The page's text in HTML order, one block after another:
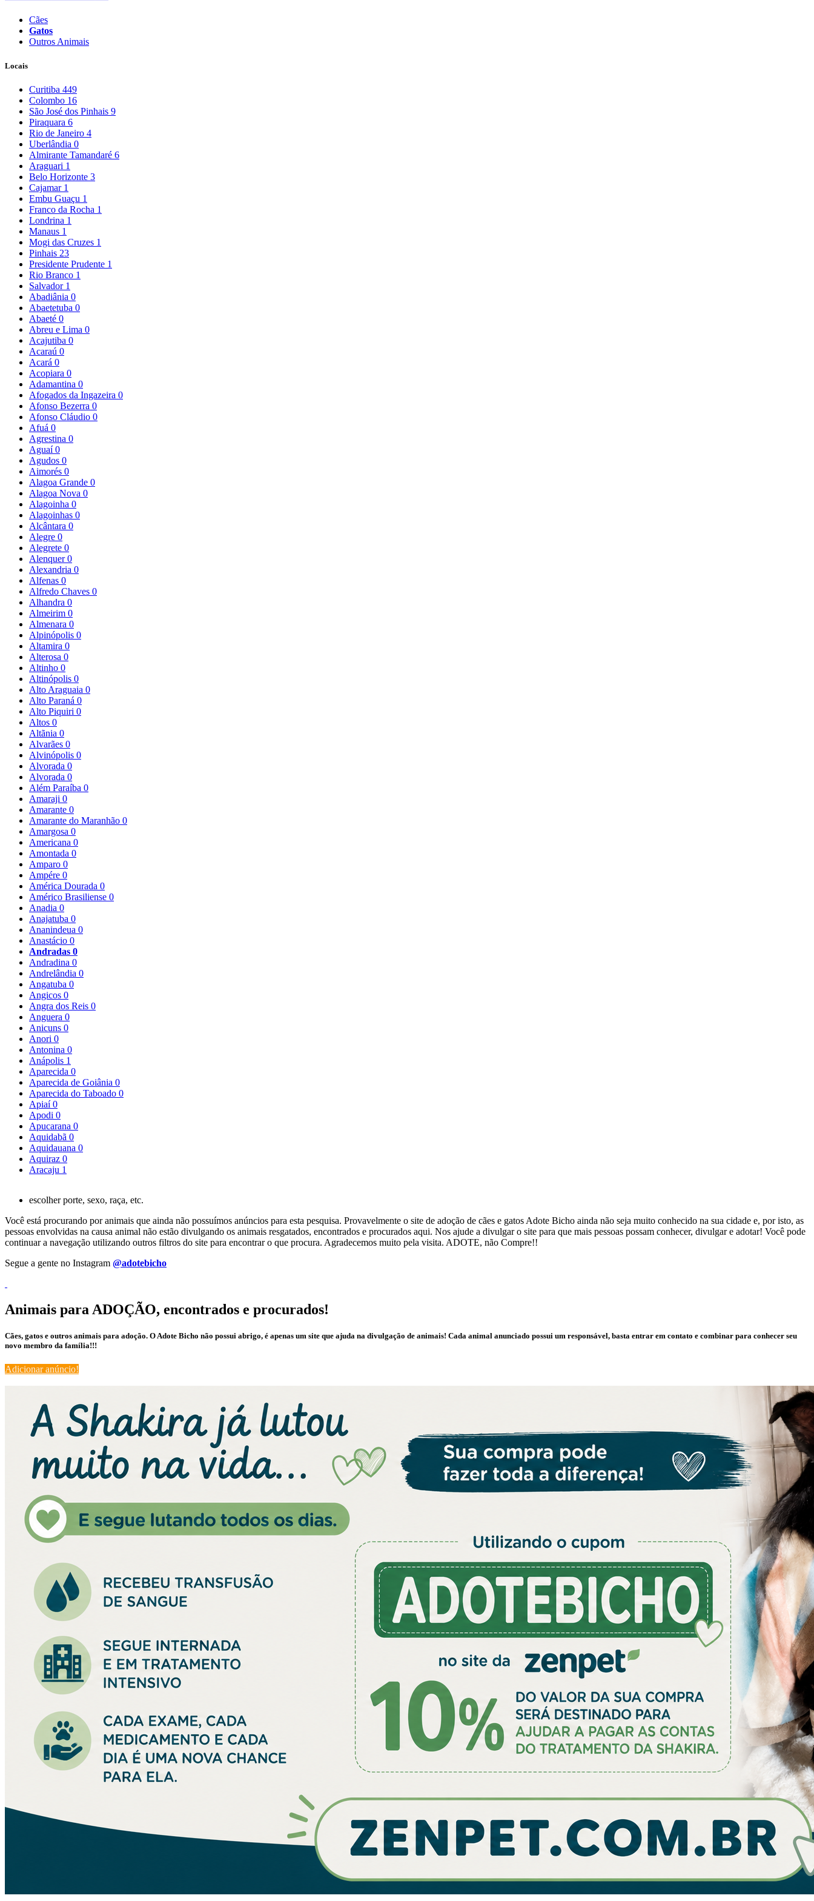
Cães
Gatos
Outros Animais
Locais
Curitiba 449
Colombo 16
São José dos Pinhais 9
Piraquara 6
Rio de Janeiro 4
Uberlândia 0
Almirante Tamandaré 6
Araguari 1
Belo Horizonte 3
Cajamar 1
Embu Guaçu 1
Franco da Rocha 1
Londrina 1
Manaus 1
Mogi das Cruzes 1
Pinhais 23
Presidente Prudente 1
Rio Branco 1
Salvador 1
Abadiânia 0
Abaetetuba 0
Abaeté 0
Abreu e Lima 0
Acajutiba 0
Acaraú 0
Acará 0
Acopiara 0
Adamantina 0
Afogados da Ingazeira 0
Afonso Bezerra 0
Afonso Cláudio 0
Afuá 0
Agrestina 0
Aguaí0
Agudos 0
Aimorés 0
Alagoa Grande 0
Alagoa Nova 0
Alagoinha 0
Alagoinhas 0
Alcântara 0
Alegre 0
Alegrete 0
Alenquer0
Alexandria 0
Alfenas 0
Alfredo Chaves 0
Alhandra 0
Almeirim 0
Almenara 0
Alpinópolis 0
Altamira 0
Alterosa 0
Altinho 0
Altinópolis 0
Alto Araguaia 0
Alto Paraná 0
Alto Piquiri 0
Altos 0
Altãnia 0
Alvarães 0
Alvinópolis 0
Alvorada 0
Alvorada 0
Além Paraíba 0
Amaraji 0
Amarante 0
Amarante do Maranhão 0
Amargosa 0
Americana 0
Amontada 0
Amparo 0
Ampére 0
América Dourada 0
Américo Brasiliense 0
Anadia 0
Anajatuba 0
Ananindeua 0
Anastácio 0
Andradas 0
Andradina 0
Andrelândia 0
Angatuba 0
Angicos 0
Angra dos Reis 0
Anguera 0
Anicuns 0
Anori 0
Antonina 0
Anápolis 1
Aparecida 0
Aparecida de Goiânia 0
Aparecida do Taboado 0
Apiaí0
Apodi 0
Apucarana 0
Aquidabã 0
Aquidauana 0
Aquiraz 0
Aracaju 1
escolher porte, sexo, raça, etc.
Você está procurando por animais que ainda não possuímos anúncios para esta pesquisa. Provavelmente o site de adoção de cães e gatos Adote Bicho ainda não seja muito conhecido na sua cidade e, por isto, as
pessoas envolvidas na causa animal não estão divulgando os animais resgatados, encontrados e procurados aqui. Nos ajude a divulgar o site para que mais pessoas possam conhecer, divulgar e adotar! Você pode
continuar a navegação utilizando outros filtros do site para encontrar o que procura. Agradecemos muito pela visita. ADOTE, não Compre!!
Segue a gente no Instagram @adotebicho
Animais para ADOÇÃO, encontrados e procurados!
Cães, gatos e outros animais para adoção. O Adote Bicho não possui abrigo, é apenas um site que ajuda na divulgação de animais! Cada animal anunciado possui um responsável, basta entrar em contato e combinar para conhecer seu
novo membro da família!!!
Adicionar anúncio!